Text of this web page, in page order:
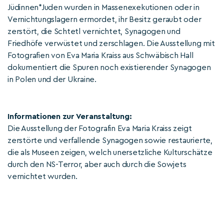
Jüdinnen*Juden wurden in Massenexekutionen oder in
Vernichtungslagern ermordet, ihr Besitz geraubt oder
zerstört, die Schtetl vernichtet, Synagogen und
Friedhöfe verwüstet und zerschlagen. Die Ausstellung mit
Fotografien von Eva Maria Kraiss aus Schwäbisch Hall
dokumentiert die Spuren noch existierender Synagogen
in Polen und der Ukraine.
Informationen zur Veranstaltung:
Die Ausstellung der Fotografin Eva Maria Kraiss zeigt
zerstörte und verfallende Synagogen sowie restaurierte,
die als Museen zeigen, welch unersetzliche Kulturschätze
durch den NS-Terror, aber auch durch die Sowjets
vernichtet wurden.